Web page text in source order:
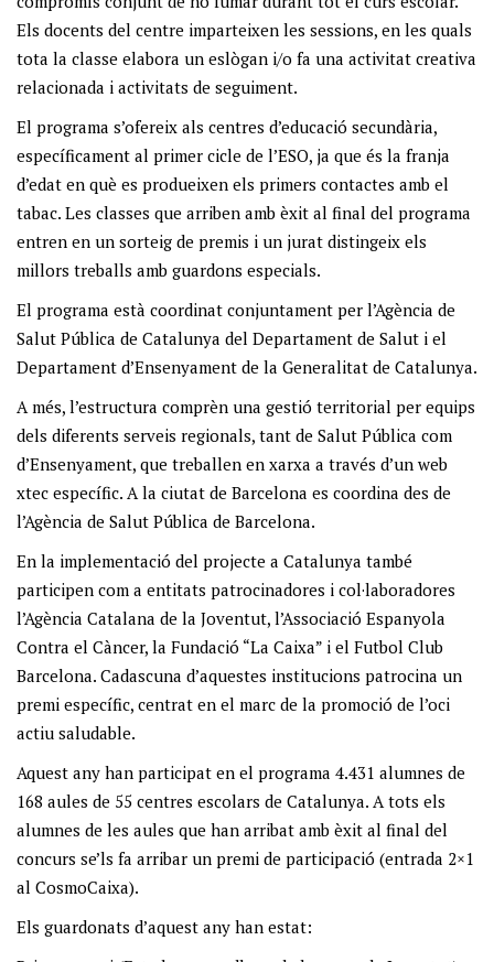
Els docents del centre imparteixen les sessions, en les quals
tota la classe elabora un eslògan i/o fa una activitat creativa
relacionada i activitats de seguiment.
El programa s’ofereix als centres d’educació secundària,
específicament al primer cicle de l’ESO, ja que és la franja
d’edat en què es produeixen els primers contactes amb el
tabac. Les classes que arriben amb èxit al final del programa
entren en un sorteig de premis i un jurat distingeix els
millors treballs amb guardons especials.
El programa està coordinat conjuntament per l’Agència de
Salut Pública de Catalunya del Departament de Salut i el
Departament d’Ensenyament de la Generalitat de Catalunya.
A més, l’estructura comprèn una gestió territorial per equips
dels diferents serveis regionals, tant de Salut Pública com
d’Ensenyament, que treballen en xarxa a través d’un web
xtec específic. A la ciutat de Barcelona es coordina des de
l’Agència de Salut Pública de Barcelona.
En la implementació del projecte a Catalunya també
participen com a entitats patrocinadores i col·laboradores
l’Agència Catalana de la Joventut, l’Associació Espanyola
Contra el Càncer, la Fundació “La Caixa” i el Futbol Club
Barcelona. Cadascuna d’aquestes institucions patrocina un
premi específic, centrat en el marc de la promoció de l’oci
actiu saludable.
Aquest any han participat en el programa 4.431 alumnes de
168 aules de 55 centres escolars de Catalunya. A tots els
alumnes de les aules que han arribat amb èxit al final del
concurs se’ls fa arribar un premi de participació (entrada 2×1
al CosmoCaixa).
Els guardonats d’aquest any han estat: